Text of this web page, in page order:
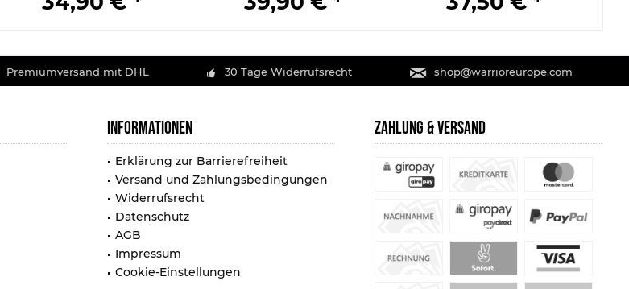
Premiumversand mit DHL 30 Tage Widerrufsrecht shop@warrioreurope.com
INFORMATIONEN
Erklärung zur Barrierefreiheit
Versand und Zahlungsbedingungen
Widerrufsrecht
Datenschutz
AGB
Impressum
Cookie-Einstellungen
ZAHLUNG & VERSAND